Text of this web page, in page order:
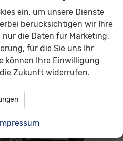
g/km
ein, um unsere Dienste
berücksichtigen wir Ihre
die Daten für Marketing,
für die Sie uns Ihr
können Ihre Einwilligung
Zukunft widerrufen.